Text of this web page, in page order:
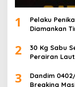
1
Pelaku
Diamankan
2
30 Kg Sabu
Perairan
3
Dandim
Breaking